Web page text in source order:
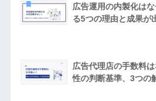
広告運用の内製化は
る5つの理由と成果が
広告代理店の手数料
性の判断基準、3つの